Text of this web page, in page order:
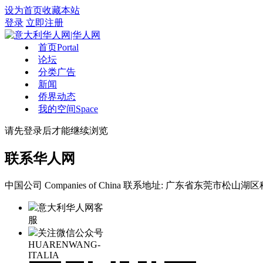
设为首页收藏本站
登录 立即注册
首页Portal
论坛
分类广告
新闻
侨界动态
我的空间Space
请先登录后才能继续浏览
联系华人网
中国公司 Companies of China 联系地址: 广东省东莞市松山湖区
意大利华人网客
服
关注微信公众号
HUARENWANG-
ITALIA